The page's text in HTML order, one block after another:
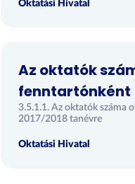
Oktatási Hivatal
Az oktatók
fenntartónként
3.5.1.1. Az oktatók száma
2017/2018 tanévre
Oktatási Hivatal